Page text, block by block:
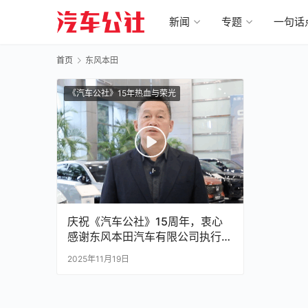
新闻 专题 一句话
首页 东风本田
《汽车公社》15年热血与荣光
庆祝《汽车公社》15周年，衷心
感谢东风本田汽车有限公司执行副
总经理曹东杰为《汽车公社》发来
的诚挚祝福！
2025年11月19日